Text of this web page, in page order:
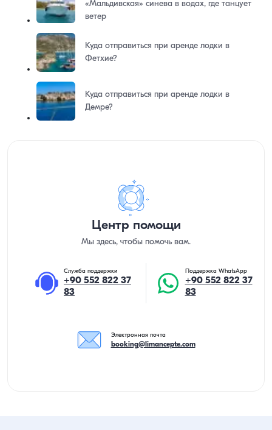
«Мальдивская» синева в водах, где танцует
ветер
Куда отправиться при аренде лодки в
Фетхие?
Куда отправиться при аренде лодки в
Демре?
Центр помощи
Мы здесь, чтобы помочь вам.
Служба поддержки
+90 552 822 37
83
Поддержка WhatsApp
+90 552 822 37
83
Электронная почта
booking@limancepte.com